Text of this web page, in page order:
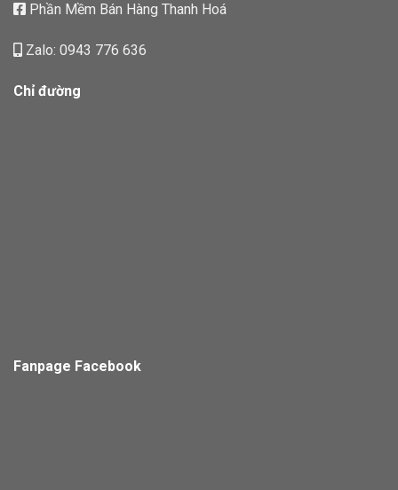
Phần Mềm Bán Hàng Thanh Hoá
Zalo: 0943 776 636
Chỉ đường
Fanpage Facebook